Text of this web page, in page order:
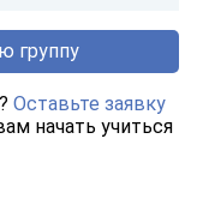
группу
Оставьте заявку
начать учиться